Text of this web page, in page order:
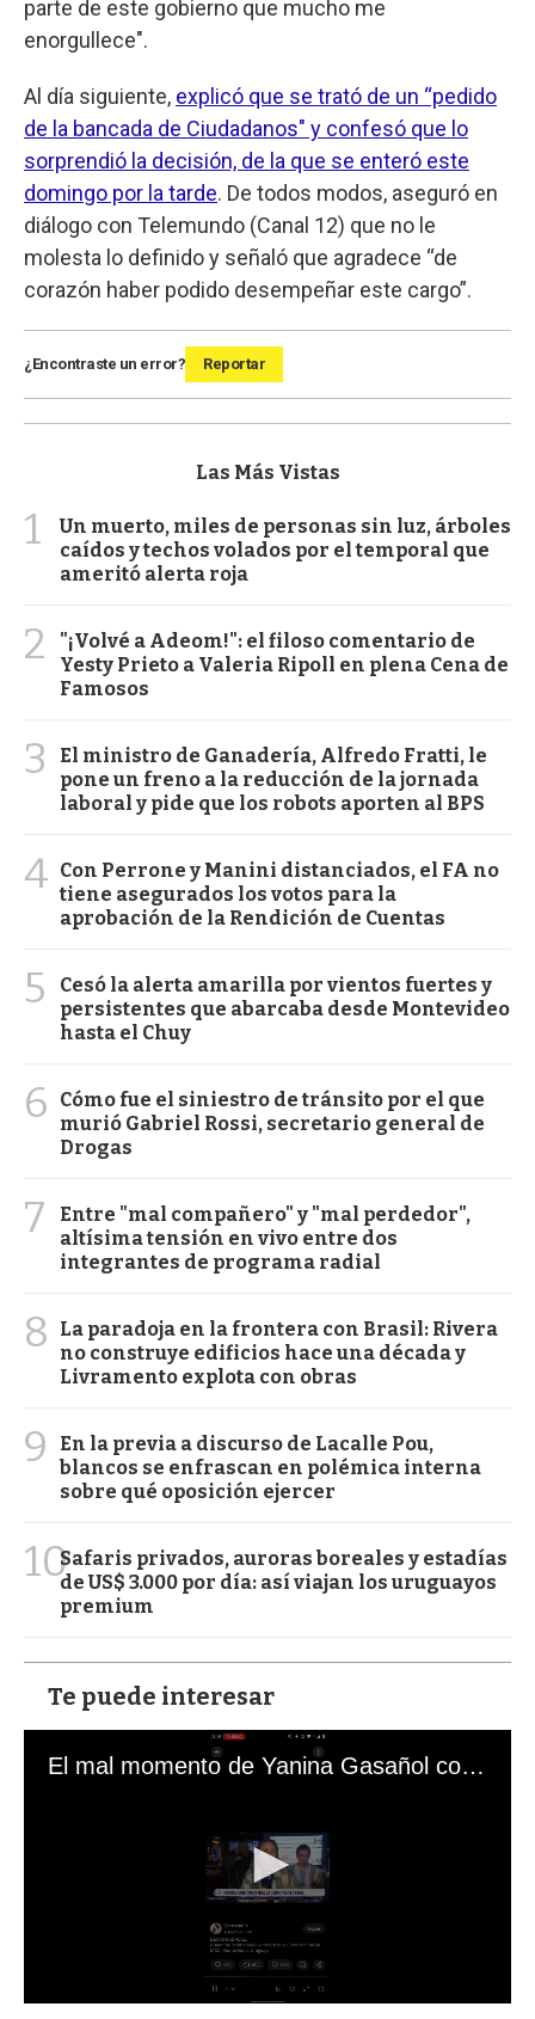
parte de este gobierno que mucho me
enorgullece".
Al día siguiente, explicó que se trató de un “pedido
de la bancada de Ciudadanos" y confesó que lo
sorprendió la decisión, de la que se enteró este
domingo por la tarde. De todos modos, aseguró en
diálogo con Telemundo (Canal 12) que no le
molesta lo definido y señaló que agradece “de
corazón haber podido desempeñar este cargo”.
¿Encontraste un error? Reportar
Las Más Vistas
1
Un muerto, miles de personas sin luz, árboles
caídos y techos volados por el temporal que
ameritó alerta roja
2
"¡Volvé a Adeom!": el filoso comentario de
Yesty Prieto a Valeria Ripoll en plena Cena de
Famosos
3
El ministro de Ganadería, Alfredo Fratti, le
pone un freno a la reducción de la jornada
laboral y pide que los robots aporten al BPS
4 Con Perrone y Manini distanciados, el FA no
tiene asegurados los votos para la
aprobación de la Rendición de Cuentas
5
Cesó la alerta amarilla por vientos fuertes y
persistentes que abarcaba desde Montevideo
hasta el Chuy
6
Cómo fue el siniestro de tránsito por el que
murió Gabriel Rossi, secretario general de
Drogas
7
Entre "mal compañero" y "mal perdedor",
altísima tensión en vivo entre dos
integrantes de programa radial
8
La paradoja en la frontera con Brasil: Rivera
no construye edificios hace una década y
Livramento explota con obras
9
En la previa a discurso de Lacalle Pou,
blancos se enfrascan en polémica interna
sobre qué oposición ejercer
10Safaris privados, auroras boreales y estadías
de US$ 3.000 por día: así viajan los uruguayos
premium
Te puede interesar
El mal momento de Yanina Gasañol con un hincha argentino en "Subrayado"